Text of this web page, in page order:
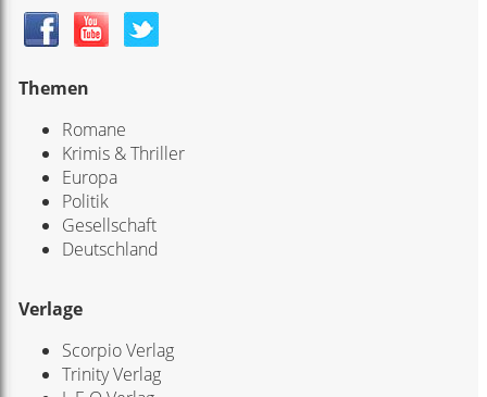
Themen
Romane
Krimis & Thriller
Europa
Politik
Gesellschaft
Deutschland
Verlage
Scorpio Verlag
Trinity Verlag